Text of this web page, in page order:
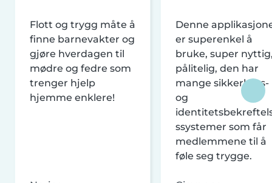
Flott og trygg måte å
finne barnevakter og
gjøre hverdagen til
mødre og fedre som
trenger hjelp
hjemme enklere!
Denne
er superenkel å
bruke, super
pålitelig, den har
mange sikkerhets-
og
ssystemer som får
medlemmene til å
føle seg trygge.